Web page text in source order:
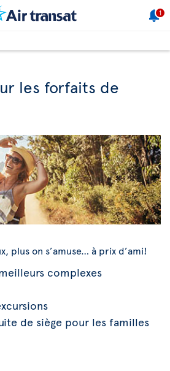
1
les forfaits de
plus on s’amuse… à prix d’ami!
complexes
de siège pour les familles